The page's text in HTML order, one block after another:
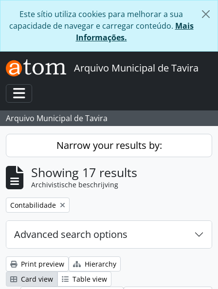
Este sítio utiliza cookies para melhorar a sua
capacidade de navegar e carregar conteúdo. Mais
Informações.
Arquivo Municipal de Tavira
Toggle navigation
Arquivo Municipal de Tavira
Narrow your results by:
Showing 17 results
Archivistische beschrijving
Remove filter:
Contabilidade
Advanced search options
Print preview
Hierarchy
Card view
Table view